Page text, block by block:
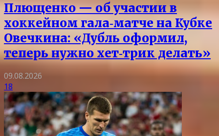
Плющенко — об участии в
хоккейном гала‑матче на Кубке
Овечкина: «Дубль оформил,
теперь нужно хет‑трик делать»
09.08.2026
18